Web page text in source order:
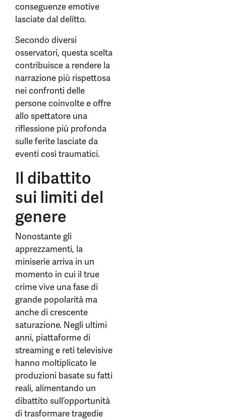
conseguenze emotive
lasciate dal delitto.
Secondo diversi
osservatori, questa scelta
contribuisce a rendere la
narrazione più rispettosa
nei confronti delle
persone coinvolte e offre
allo spettatore una
riflessione più profonda
sulle ferite lasciate da
eventi così traumatici.
Il dibattito
sui limiti del
genere
Nonostante gli
apprezzamenti, la
miniserie arriva in un
momento in cui il true
crime vive una fase di
grande popolarità ma
anche di crescente
saturazione. Negli ultimi
anni, piattaforme di
streaming e reti televisive
hanno moltiplicato le
produzioni basate su fatti
reali, alimentando un
dibattito sull’opportunità
di trasformare tragedie